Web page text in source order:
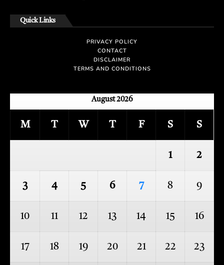
Quick Links
PRIVACY POLICY
CONTACT
DISCLAIMER
TERMS AND CONDITIONS
August 2026
M T W T F S S
1 2
3 4 5 6 7 8 9
10 11 12 13 14 15 16
17 18 19 20 21 22 23